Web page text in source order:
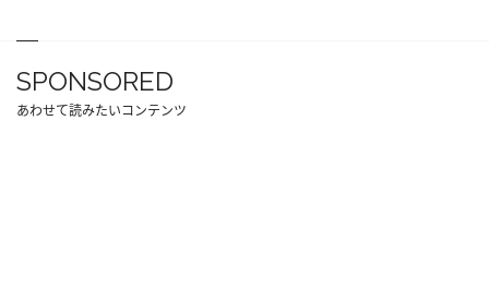
SPONSORED
あわせて読みたいコンテンツ